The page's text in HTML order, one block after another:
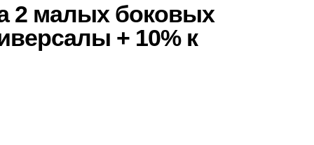
малых боковых
+ 10% к